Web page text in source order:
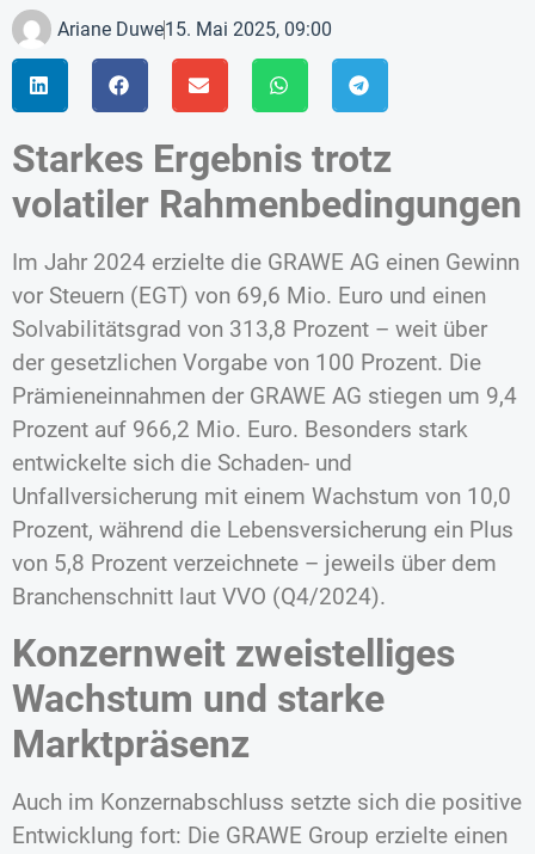
Ariane Duwe15. Mai 2025, 09:00
Starkes Ergebnis trotz
volatiler Rahmenbedingungen
Im Jahr 2024 erzielte die GRAWE AG einen Gewinn
vor Steuern (EGT) von 69,6 Mio. Euro und einen
Solvabilitätsgrad von 313,8 Prozent – weit über
der gesetzlichen Vorgabe von 100 Prozent. Die
Prämieneinnahmen der GRAWE AG stiegen um 9,4
Prozent auf 966,2 Mio. Euro. Besonders stark
entwickelte sich die Schaden- und
Unfallversicherung mit einem Wachstum von 10,0
Prozent, während die Lebensversicherung ein Plus
von 5,8 Prozent verzeichnete – jeweils über dem
Branchenschnitt laut VVO (Q4/2024).
Konzernweit zweistelliges
Wachstum und starke
Marktpräsenz
Auch im Konzernabschluss setzte sich die positive
Entwicklung fort: Die GRAWE Group erzielte einen